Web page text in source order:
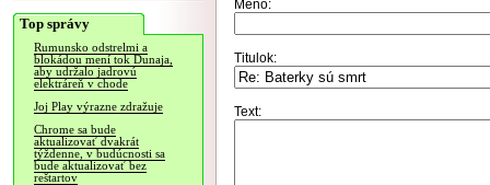
Top správy
Rumunsko odstrelmi a
blokádou mení tok Dunaja,
aby udržalo jadrovú
elektráreň v chode
Joj Play výrazne zdražuje
Chrome sa bude
aktualizovať dvakrát
týždenne, v budúcnosti sa
bude aktualizovať bez
reštartov
Meno:
Titulok:
Text: